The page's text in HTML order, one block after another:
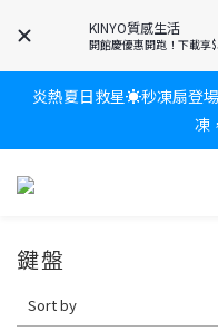
KINYO質感生活
開館慶優惠開跑！下載享
新會員送$100
爸氣有禮賞🎁全館任2件9
耳機🎀給
炎熱夏日救星☀️秒凍扇登
凍
新會員送$100
鍵盤
Sort by